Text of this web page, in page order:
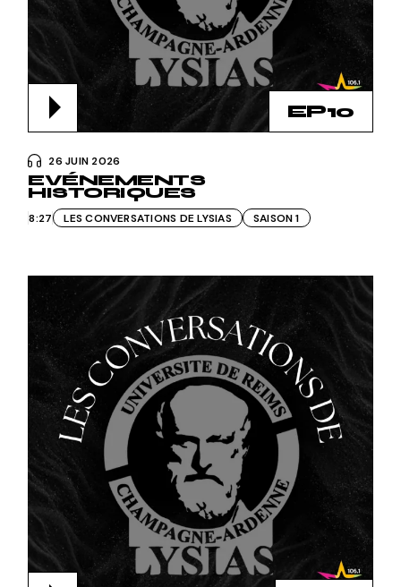
EP10
26 JUIN 2026
EVÉNEMENTS
HISTORIQUES
8:27 LES CONVERSATIONS DE LYSIAS SAISON 1